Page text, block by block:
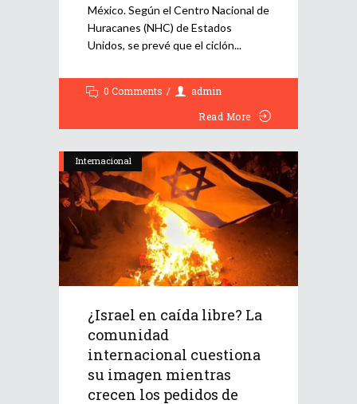
México. Según el Centro Nacional de
Huracanes (NHC) de Estados
Unidos, se prevé que el ciclón
0 Comments
admin
Read More
Internacional
¿Israel en caída libre? La
comunidad
internacional cuestiona
su imagen mientras
crecen los pedidos de